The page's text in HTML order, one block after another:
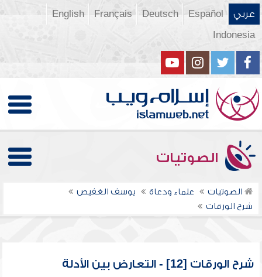
عربي Español
Deutsch
Français
English
Indonesia
الصوتيات
الصوتيات علماء ودعاة
يوسف الغفيص
شرح الورقات
شرح الورقات [12] - التعارض بين الأدلة